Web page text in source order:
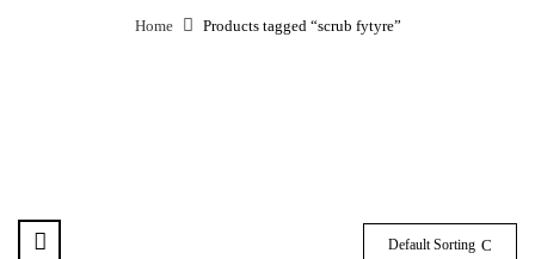
Home Products tagged “scrub fytyre”
Default Sorting